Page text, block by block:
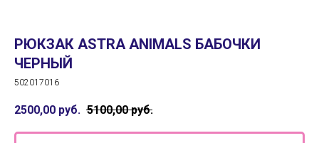
РЮКЗАК ASTRA ANIMALS БАБОЧКИ
ЧЕРНЫЙ
502017016
2500,00 руб. 5100,00 руб.